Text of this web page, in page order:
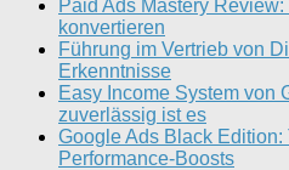
Paid Ads Mastery
konvertieren
Führung im Vertrieb von
Erkenntnisse
Easy Income System von
zuverlässig ist es
Google Ads Black Edition:
Performance-Boosts